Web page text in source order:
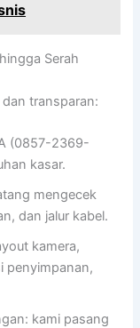
Serah
transparan:
(0857-2369-
kasar.
mengecek
dan jalur kabel.
kamera,
penyimpanan,
kami pasang